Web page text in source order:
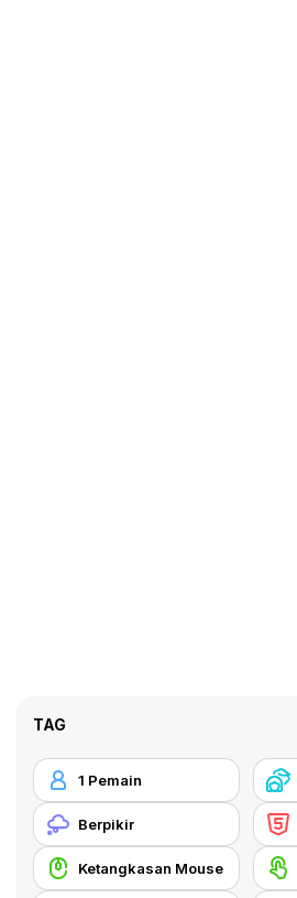
TAG
1 Pemain
Berpikir
Ketangkasan Mouse